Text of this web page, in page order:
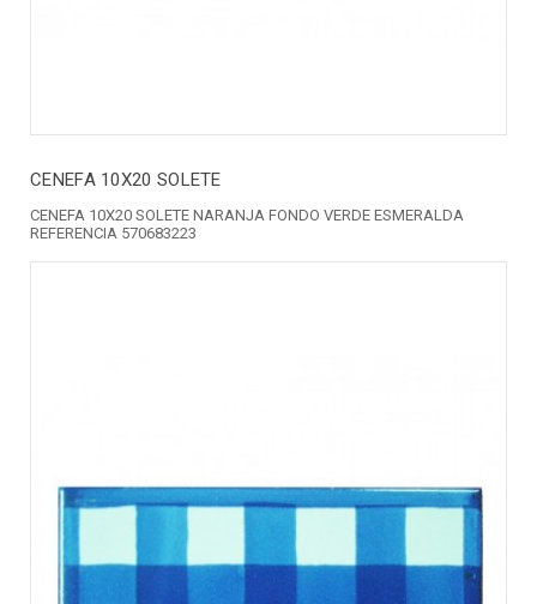
CENEFA 10X20 SOLETE
CENEFA 10X20 SOLETE NARANJA FONDO VERDE ESMERALDA
REFERENCIA 570683223